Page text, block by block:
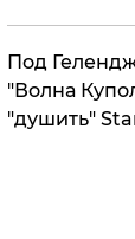
Под
"Волна
"душить"